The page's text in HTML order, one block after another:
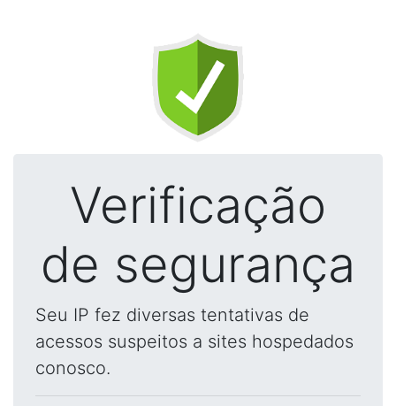
Verificação
de segurança
Seu IP fez diversas tentativas de
acessos suspeitos a sites hospedados
conosco.